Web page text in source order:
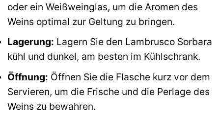
oder ein Weißweinglas, um die Aromen des
Weins optimal zur Geltung zu bringen.
Lagerung: Lagern Sie den Lambrusco Sorbara
kühl und dunkel, am besten im Kühlschrank.
Öffnung: Öffnen Sie die Flasche kurz vor dem
Servieren, um die Frische und die Perlage des
Weins zu bewahren.